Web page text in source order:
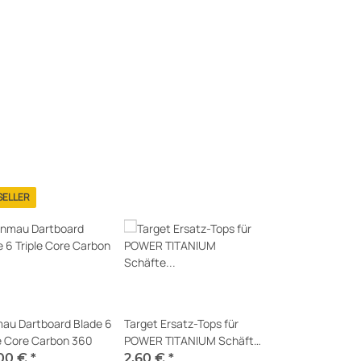
Dartboard Blade 6
Core Carbon 360
Target Ersatz-Tops für
POWER TITANIUM Schäfte
ab G2 schwarz